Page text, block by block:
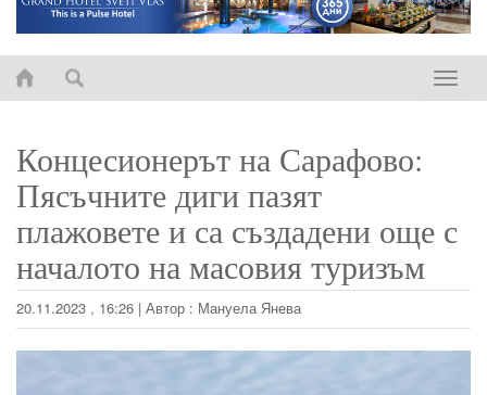
Toggle
Концесионерът на Сарафово:
Пясъчните диги пазят
плажовете и са създадени още с
началото на масовия туризъм
20.11.2023 , 16:26 | Автор : Мануела Янева